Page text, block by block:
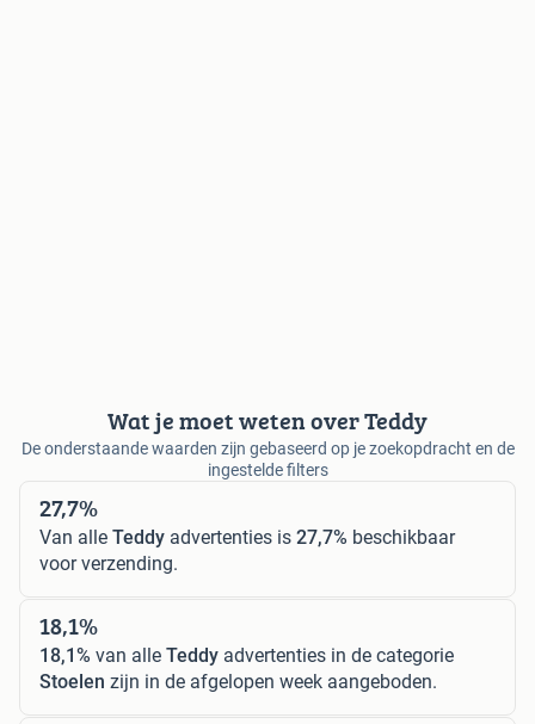
Wat je moet weten over Teddy
De onderstaande waarden zijn gebaseerd op je zoekopdracht en de
ingestelde filters
27,7%
Van alle Teddy advertenties is 27,7% beschikbaar
voor verzending.
18,1%
18,1% van alle Teddy advertenties in de categorie
Stoelen zijn in de afgelopen week aangeboden.